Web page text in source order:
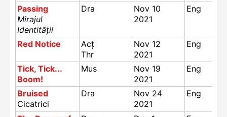
Passing
Mirajul
Identității
Dra
Nov 10
2021
Eng
Red Notice
Acț
Thr
Nov 12
2021
Eng
Tick, Tick...
Boom!
Mus
Nov 19
2021
Eng
Bruised
Cicatrici
Dra
Nov 24
2021
Eng